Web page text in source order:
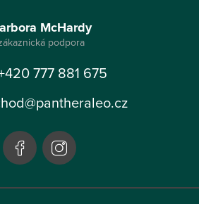
McHardy
777 881 675
@pantheraleo.cz